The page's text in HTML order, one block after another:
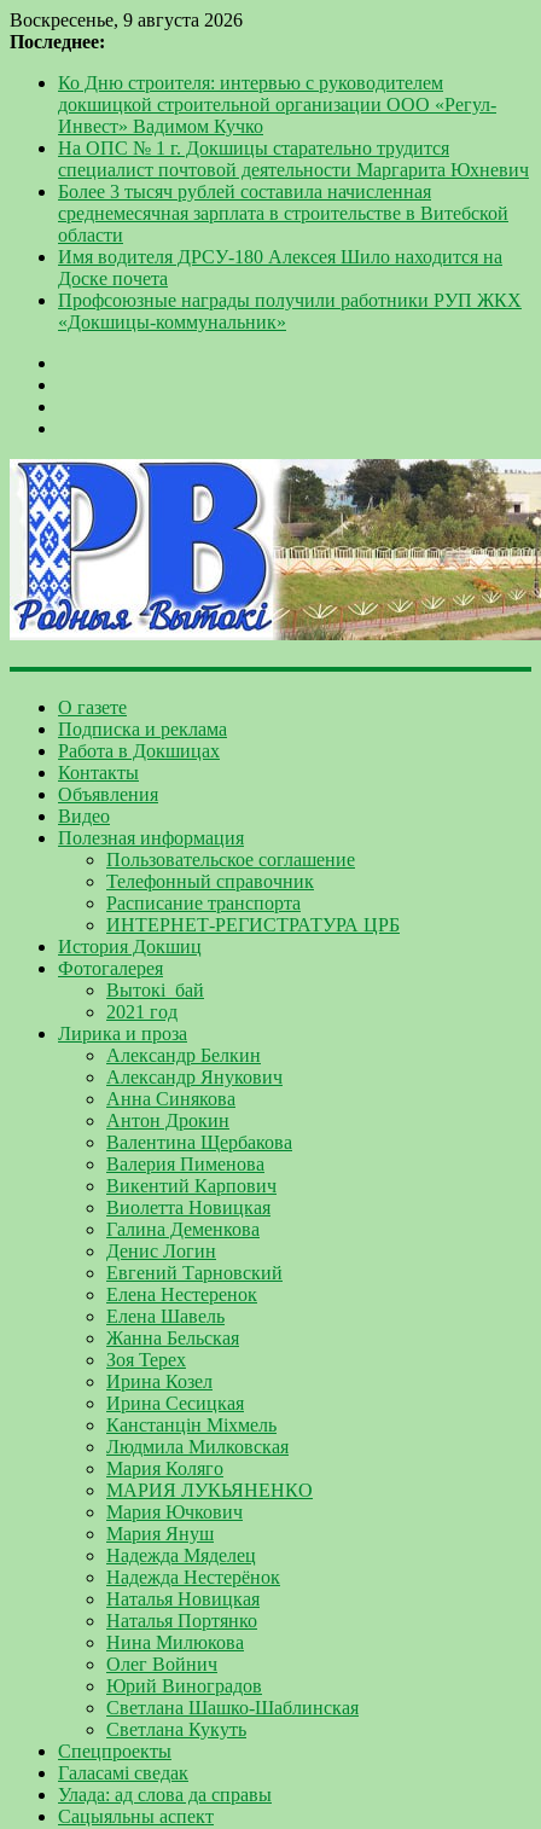
Воскресенье, 9 августа 2026
Последнее:
Ко Дню строителя: интервью с руководителем
докшицкой строительной организации ООО «Регул-
Инвест» Вадимом Кучко
На ОПС № 1 г. Докшицы старательно трудится
специалист почтовой деятельности Маргарита Юхневич
Более 3 тысяч рублей составила начисленная
среднемесячная зарплата в строительстве в Витебской
области
Имя водителя ДРСУ-180 Алексея Шило находится на
Доске почета
Профсоюзные награды получили работники РУП ЖКХ
«Докшицы-коммунальник»
О газете
Подписка и реклама
Работа в Докшицах
Контакты
Объявления
Видео
Полезная информация
Пользовательское соглашение
Телефонный справочник
Расписание транспорта
ИНТЕРНЕТ-РЕГИСТРАТУРА ЦРБ
История Докшиц
Фотогалерея
Вытокі_бай
2021 год
Лирика и проза
Александр Белкин
Александр Янукович
Анна Синякова
Антон Дрокин
Валентина Щербакова
Валерия Пименова
Викентий Карпович
Виолетта Новицкая
Галина Деменкова
Денис Логин
Евгений Тарновский
Елена Нестеренок
Елена Шавель
Жанна Бельская
Зоя Терех
Ирина Козел
Ирина Сесицкая
Канстанцін Міхмель
Людмила Милковская
Мария Коляго
МАРИЯ ЛУКЬЯНЕНКО
Мария Ючкович
Мария Януш
Надежда Мяделец
Надежда Нестерёнок
Наталья Новицкая
Наталья Портянко
Нина Милюкова
Олег Войнич
Юрий Виноградов
Светлана Шашко-Шаблинская
Светлана Кукуть
Спецпроекты
Галасамі сведак
Улада: ад слова да справы
Сацыяльны аспект